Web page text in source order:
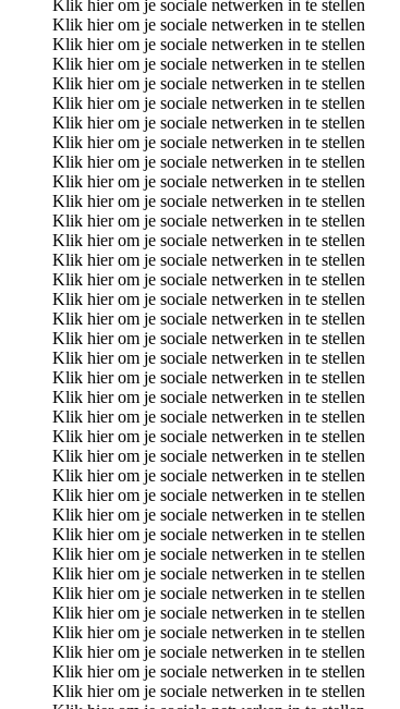
Klik hier om je sociale netwerken in te stellen
Klik hier om je sociale netwerken in te stellen
Klik hier om je sociale netwerken in te stellen
Klik hier om je sociale netwerken in te stellen
Klik hier om je sociale netwerken in te stellen
Klik hier om je sociale netwerken in te stellen
Klik hier om je sociale netwerken in te stellen
Klik hier om je sociale netwerken in te stellen
Klik hier om je sociale netwerken in te stellen
Klik hier om je sociale netwerken in te stellen
Klik hier om je sociale netwerken in te stellen
Klik hier om je sociale netwerken in te stellen
Klik hier om je sociale netwerken in te stellen
Klik hier om je sociale netwerken in te stellen
Klik hier om je sociale netwerken in te stellen
Klik hier om je sociale netwerken in te stellen
Klik hier om je sociale netwerken in te stellen
Klik hier om je sociale netwerken in te stellen
Klik hier om je sociale netwerken in te stellen
Klik hier om je sociale netwerken in te stellen
Klik hier om je sociale netwerken in te stellen
Klik hier om je sociale netwerken in te stellen
Klik hier om je sociale netwerken in te stellen
Klik hier om je sociale netwerken in te stellen
Klik hier om je sociale netwerken in te stellen
Klik hier om je sociale netwerken in te stellen
Klik hier om je sociale netwerken in te stellen
Klik hier om je sociale netwerken in te stellen
Klik hier om je sociale netwerken in te stellen
Klik hier om je sociale netwerken in te stellen
Klik hier om je sociale netwerken in te stellen
Klik hier om je sociale netwerken in te stellen
Klik hier om je sociale netwerken in te stellen
Klik hier om je sociale netwerken in te stellen
Klik hier om je sociale netwerken in te stellen
Klik hier om je sociale netwerken in te stellen